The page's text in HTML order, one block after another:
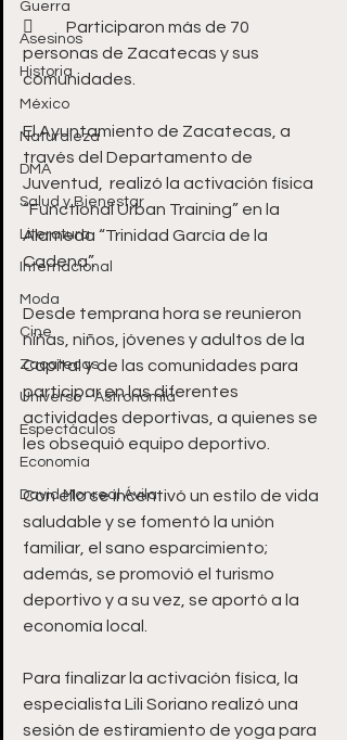
Guerra
Asesinos
Historia
México
Naturaleza
DMA
Salud y Bienestar
Literatura
Internacional
Moda
Cine
Zacatecas
Universo - Astronomía
Espectáculos
Economía
David Monreal Ávila
personas de Zacatecas y sus
comunidades.
El Ayuntamiento de Zacatecas, a
través del Departamento de
Juventud,  realizó la activación física
“Functional Urban Training” en la
Alameda “Trinidad García de la
Cadena”.
Desde temprana hora se reunieron
niñas, niños, jóvenes y adultos de la
Capital y de las comunidades para
participar en las diferentes
actividades deportivas, a quienes se
les obsequió equipo deportivo.
Con ello se incentivó un estilo de vida
saludable y se fomentó la unión
familiar, el sano esparcimiento;
además, se promovió el turismo
deportivo y a su vez, se aportó a la
economía local.
Para finalizar la activación física, la
especialista Lili Soriano realizó una
sesión de estiramiento de yoga para